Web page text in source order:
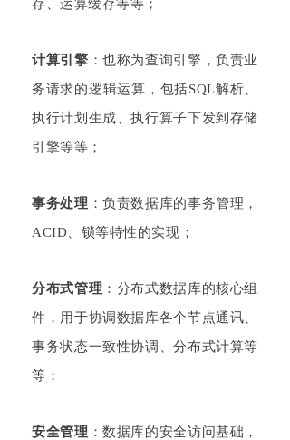
存、运算缓存等等；
计算引擎 ：也称为查询引擎，负责业
务请求的逻辑运算，包括SQL解析、
执行计划生成、执行算子下发到存储
引擎等等；
事务处理 ：负责数据库的事务管理，
ACID、锁等特性的实现；
分布式管理 ：分布式数据库的核心组
件，用于协调数据库各个节点通讯、
事务状态一致性协调、分布式计算等
等；
安全管理 ：数据库的安全访问基础，